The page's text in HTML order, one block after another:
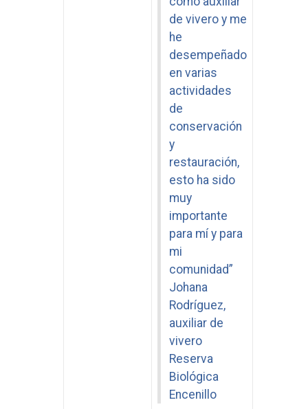
de vivero y me
he
desempeñado
en varias
actividades
de
conservación
y
restauración,
esto ha sido
muy
importante
para mí y para
mi
comunidad”
Johana
Rodríguez,
auxiliar de
vivero
Reserva
Biológica
Encenillo